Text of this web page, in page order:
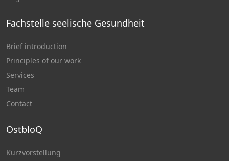
Fachstelle seelische Gesundheit
Brief introduction
Principles of our work
Services
Team
Contact
OstbloQ
Kurzvorstellung